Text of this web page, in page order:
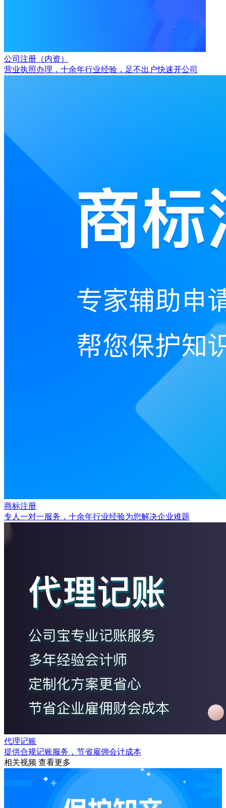
公司注册（内资）
营业执照办理，十余年行业经验，足不出户快速开公司
商标注册
专人一对一服务，十余年行业经验为您解决企业难题
代理记账
提供合规记账服务，节省雇佣会计成本
相关视频 查看更多